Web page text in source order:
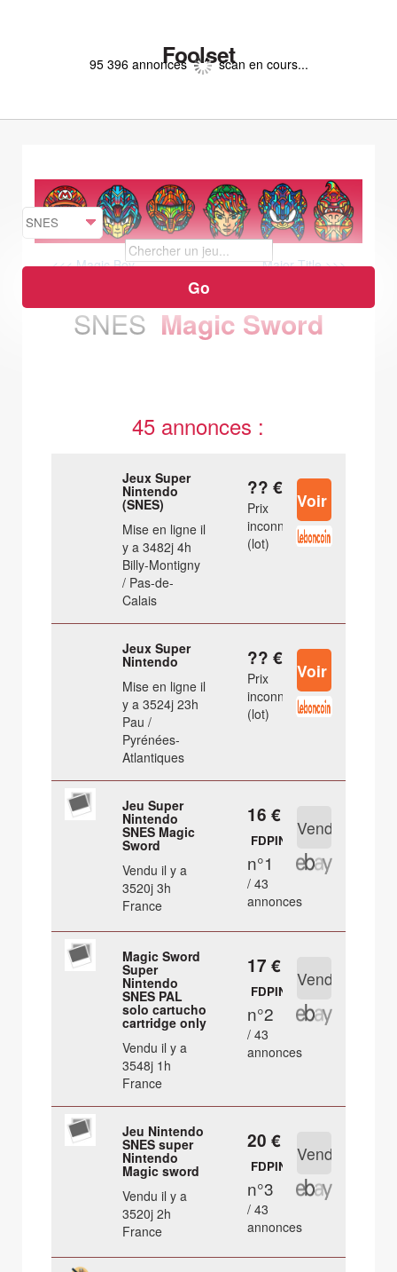
Foolset
95 396 annonces scan en cours...
<<< Magic Boy Major Title >>>
SNES Magic Sword
45 annonces :
Jeux Super
Nintendo
(SNES)
Mise en ligne il
y a 3482j 4h
Billy-Montigny
/ Pas-de-
Calais
?? €
Prix
inconnu
(lot)
Jeux Super
Nintendo
Mise en ligne il
y a 3524j 23h
Pau /
Pyrénées-
Atlantiques
?? €
Prix
inconnu
(lot)
Jeu Super
Nintendo
SNES Magic
Sword
Vendu il y a
3520j 3h
France
16 €
FDPIN
n°1
/ 43
annonces
Magic Sword
Super
Nintendo
SNES PAL
solo cartucho
cartridge only
Vendu il y a
3548j 1h
France
17 €
FDPIN
n°2
/ 43
annonces
Jeu Nintendo
SNES super
Nintendo
Magic sword
Vendu il y a
3520j 2h
France
20 €
FDPIN
n°3
/ 43
annonces